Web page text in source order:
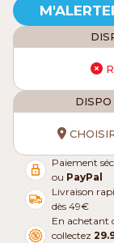
Paiement
ou PayPal
Livraison
dès 49€
En achetant
collectez